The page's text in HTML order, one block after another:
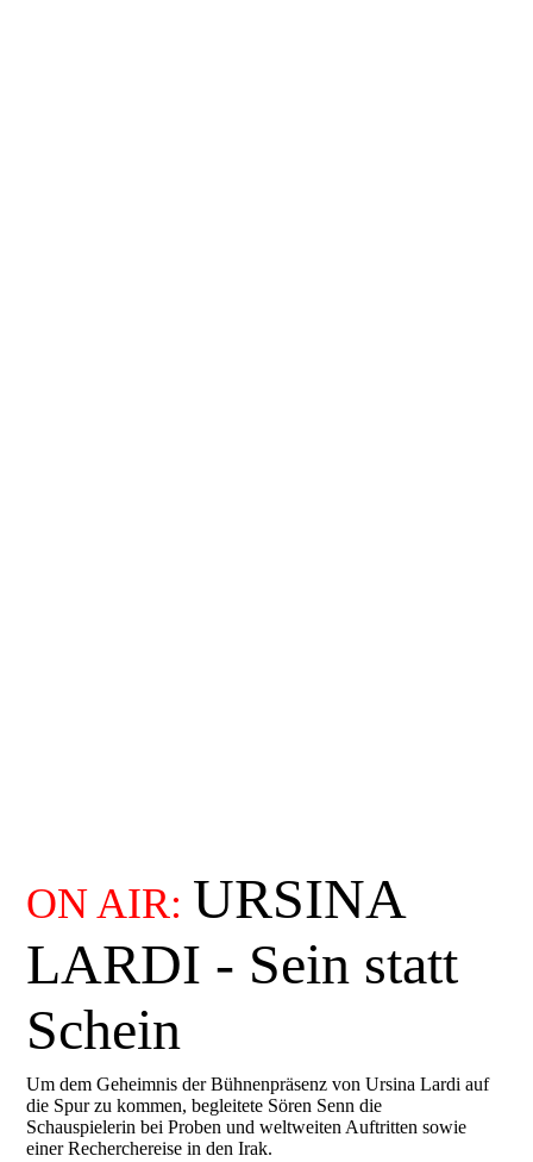
ON AIR: URSINA
LARDI - Sein statt
Schein
Um dem Geheimnis der Bühnenpräsenz von Ursina Lardi auf
die Spur zu kommen, begleitete Sören Senn die
Schauspielerin bei Proben und weltweiten Auftritten sowie
einer Recherchereise in den Irak.